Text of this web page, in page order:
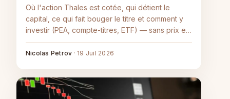
Où l'action Thales est cotée, qui détient le
capital, ce qui fait bouger le titre et comment y
investir (PEA, compte-titres, ETF) — sans prix en
direct ni conseil d'achat.
Nicolas Petrov · 19 Juil 2026